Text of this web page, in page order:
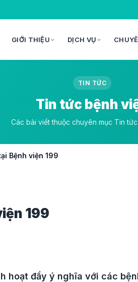
GIỚI THIỆU DỊCH VỤ
TIN TỨC
Tin tức bệnh
Các bài viết thuộc chuyên mục Tin
Bệnh viện 199
199
hoạt đầy ý nghĩa với các